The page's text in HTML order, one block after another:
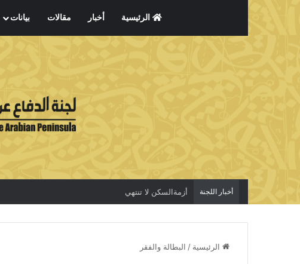
الرئيسية أخبار مقالات بيانات
أخبار اللجنة أزمةالسكن لا تنتهي
الرئيسية / البطالة والفقر